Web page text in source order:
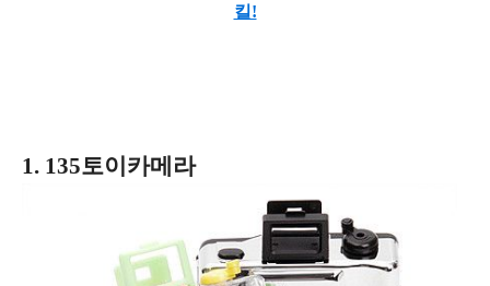
킬!
1. 135토이카메라